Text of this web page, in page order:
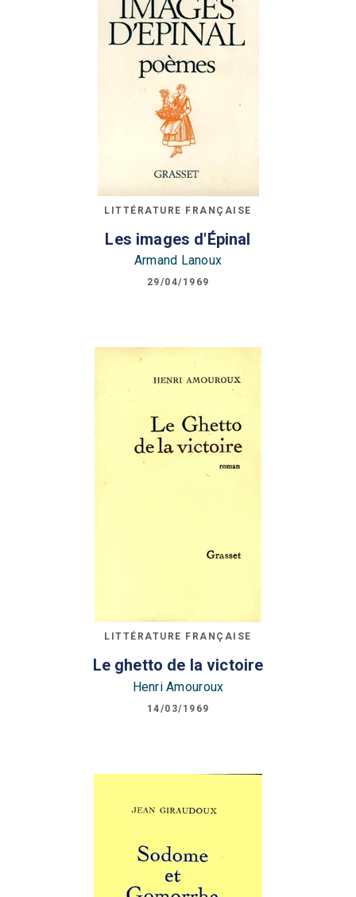
LITTÉRATURE FRANÇAISE
Les images d'Épinal
Armand Lanoux
29/04/1969
LITTÉRATURE FRANÇAISE
Le ghetto de la victoire
Henri Amouroux
14/03/1969